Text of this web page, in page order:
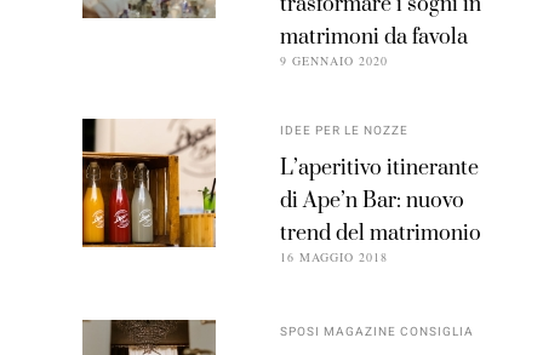
matrimoni da favola
9 GENNAIO 2020
IDEE PER LE NOZZE
L’aperitivo itinerante
di Ape’n Bar: nuovo
trend del matrimonio
16 MAGGIO 2018
SPOSI MAGAZINE CONSIGLIA